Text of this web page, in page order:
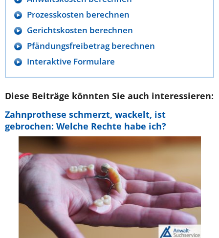
Prozesskosten berechnen
Gerichtskosten berechnen
Pfändungsfreibetrag berechnen
Interaktive Formulare
Diese Beiträge könnten Sie auch interessieren:
Zahnprothese schmerzt, wackelt, ist
gebrochen: Welche Rechte habe ich?